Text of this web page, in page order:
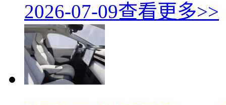
2026-07-09查看更多>>